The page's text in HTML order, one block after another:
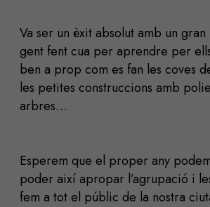
Va ser un èxit absolut amb un
gent fent cua per aprendre per
ben a prop com es fan les coves
les petites construccions amb
arbres…
Esperem que el proper any
poder així apropar l’agrupació i
fem a tot el públic de la nostra